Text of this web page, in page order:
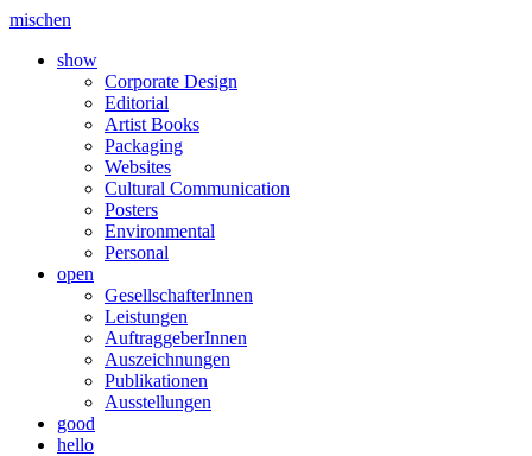
mischen
show
Corporate Design
Editorial
Artist Books
Packaging
Websites
Cultural Communication
Posters
Environmental
Personal
open
GesellschafterInnen
Leistungen
AuftraggeberInnen
Auszeichnungen
Publikationen
Ausstellungen
good
hello